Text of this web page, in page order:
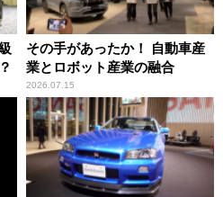
その手があったか！ 自動車産
業とロボット産業の融合
2026.07.15